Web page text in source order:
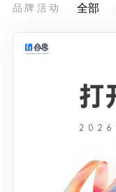
品牌活动 全部